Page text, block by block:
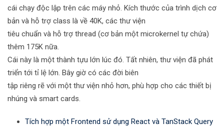
cái chạy độc lập trên các máy nhỏ. Kích thước của trình dịch cơ
bản và hỗ trợ class là về 40K, các thư viện
tiêu chuẩn và hỗ trợ thread (cơ bản một microkernel tự chứa)
thêm 175K nữa.
Cái này là một thành tựu lớn lúc đó. Tất nhiên, thư viện đã phát
triển tới tỉ lệ lớn. Bây giờ có các đời biên
tập riêng rẽ với một thư viện nhỏ hơn, phù hợp cho các thiết bị
nhúng và smart cards.
Tích hợp một Frontend sử dụng React và TanStack Query